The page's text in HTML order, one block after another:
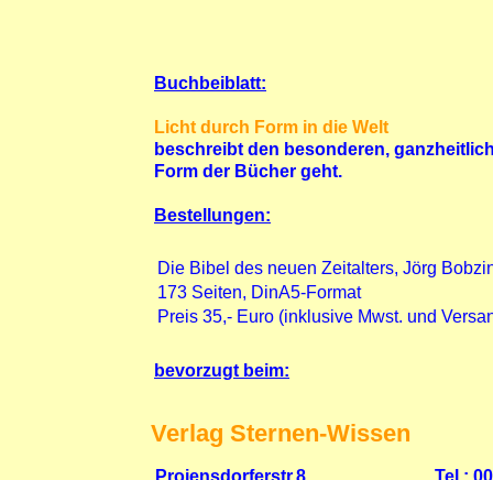
Verlag Sternen-Wissen
Projensdorferstr.8 Tel.:
Buchbeiblatt:
Licht durch Form in die Welt
beschreibt den besonderen,
Form der Bücher geht.
Bestellungen:
Die Bibel des neuen Zeitalters, Jörg
173 Seiten, DinA5-Format
Preis 35,- Euro (inklusive Mwst. und
bevorzugt beim: